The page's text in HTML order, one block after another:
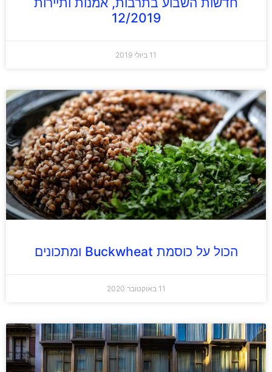
12/2019
11 ביולי 2019
הכול על כוסמת Buckwheat ומתכונים
11 באוקטובר 2020